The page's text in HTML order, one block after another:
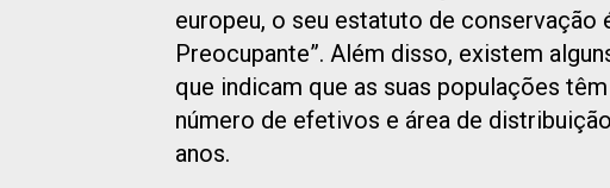
europeu, o seu estatuto de conservação
Preocupante”. Além disso, existem
que indicam que as suas populações
número de efetivos e área de
anos.